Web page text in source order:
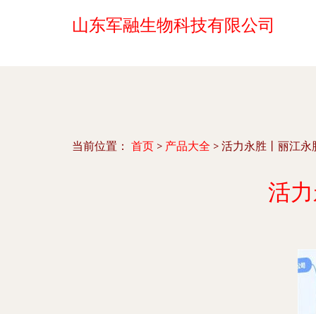
山东军融生物科技有限公司
当前位置： 首页 > 产品大全 > 活力永胜丨丽江永
活